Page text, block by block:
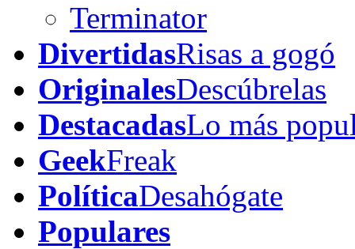
Terminator
DivertidasRisas a gogó
OriginalesDescúbrelas
DestacadasLo más
GeekFreak
PolíticaDesahógate
Populares